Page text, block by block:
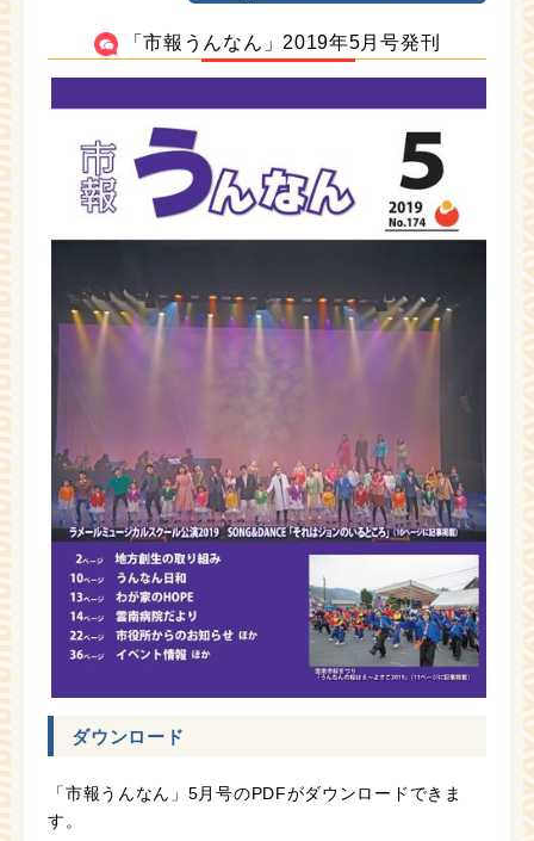
「市報うんなん」2019年5月号発刊
ダウンロード
「市報うんなん」5月号のPDFがダウンロードできま
す。